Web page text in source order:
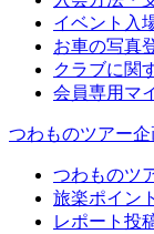
イベント入
お車の写真
クラブに関
会員専用マ
つわものツアー企
つわものツ
旅楽ポイン
レポート投